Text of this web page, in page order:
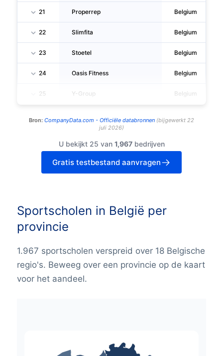
21 Properrep Belgium
22 Slimfita Belgium
23 Stoetel Belgium
24 Oasis Fitness Belgium
25 Y-Group Belgium
Bron: CompanyData.com - Officiële databronnen (bijgewerkt 22
juli 2026)
U bekijkt 25 van 1,967bedrijven
Gratis testbestand aanvragen
Sportscholen in België per
provincie
1.967 sportscholen verspreid over 18 Belgische
regio's. Beweeg over een provincie op de kaart
voor het aandeel.